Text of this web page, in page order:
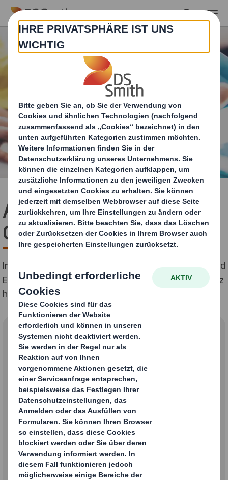
Skip to main content
Allgemeine
Geschäftsbedingungen
Im Folgenden können Sie die Allgemeinen Verkaufs- und
Einkaufsbedingungen für Deutschland und die Schweiz
herunterladen:
Allgemeine
Geschäftsbedingungen
(AGB)
DS Smith Deutschland AGB als
PDF herunterladen
DS Smith Deutschland AGB